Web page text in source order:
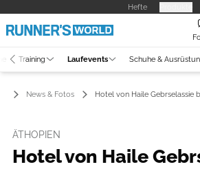
Hefte
Training Laufevents Schuhe &
News & Fotos Hotel von Haile Gebrselassie
ÄTHOPIEN
Hotel von Haile